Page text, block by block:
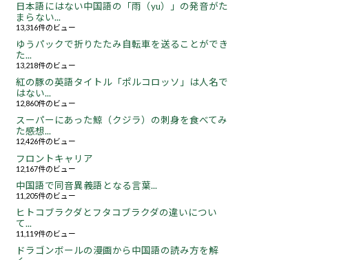
日本語にはない中国語の「雨（yu）」の発音がた
まらない...
13,316件のビュー
ゆうパックで折りたたみ自転車を送ることができ
た...
13,218件のビュー
紅の豚の英語タイトル「ポルコロッソ」は人名で
はない...
12,860件のビュー
スーパーにあった鯨（クジラ）の刺身を食べてみ
た感想...
12,426件のビュー
フロントキャリア
12,167件のビュー
中国語で同音異義語となる言葉...
11,205件のビュー
ヒトコブラクダとフタコブラクダの違いについ
て...
11,119件のビュー
ドラゴンボールの漫画から中国語の読み方を解